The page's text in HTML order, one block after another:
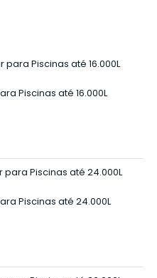
Piscinas até 16.000L
Piscinas até 24.000L